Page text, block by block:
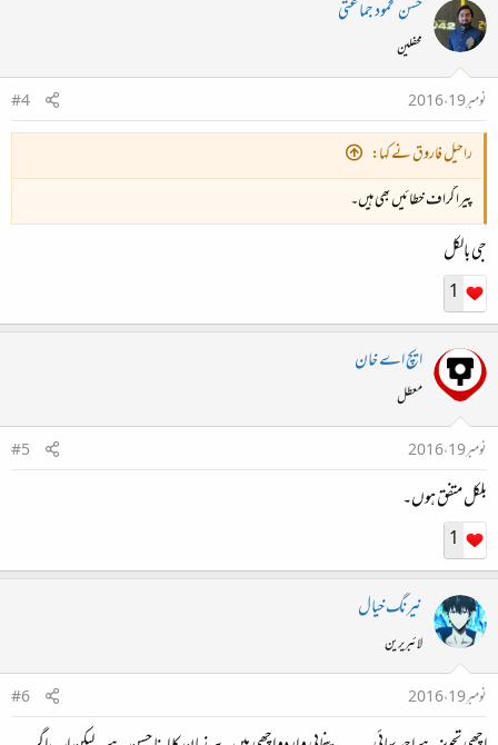
حسن محمود جماعتی
محفلین
نومبر 19، 2016
#4
راحیل فاروق نے کہا:
پیرا گراف خطائیں بھی ہیں۔
جی بالکل
1
ایچ اے خان
معطل
نومبر 19، 2016
#5
بلکل متفق ہوں۔
1
نیرنگ خیال
لائبریرین
نومبر 19، 2016
#6